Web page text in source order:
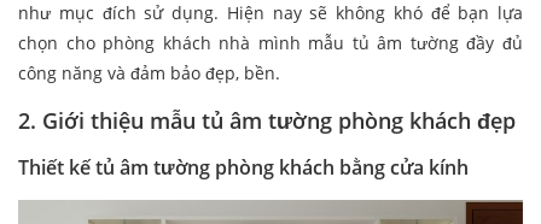
như mục đích sử dụng. Hiện nay sẽ không khó để bạn lựa
chọn cho phòng khách nhà mình mẫu tủ âm tường đầy đủ
công năng và đảm bảo đẹp, bền.
2. Giới thiệu mẫu tủ âm tường phòng khách đẹp
Thiết kế tủ âm tường phòng khách bằng cửa kính